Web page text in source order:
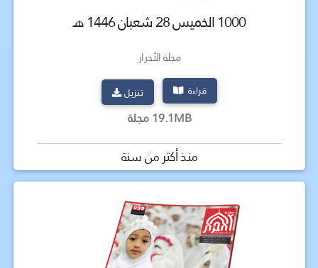
1000 الخميس 28 شعبان 1446 هـ
مجلة الأحرار
قراءة تنزيل
19.1MB مجلة
منذ أكثر من سنة